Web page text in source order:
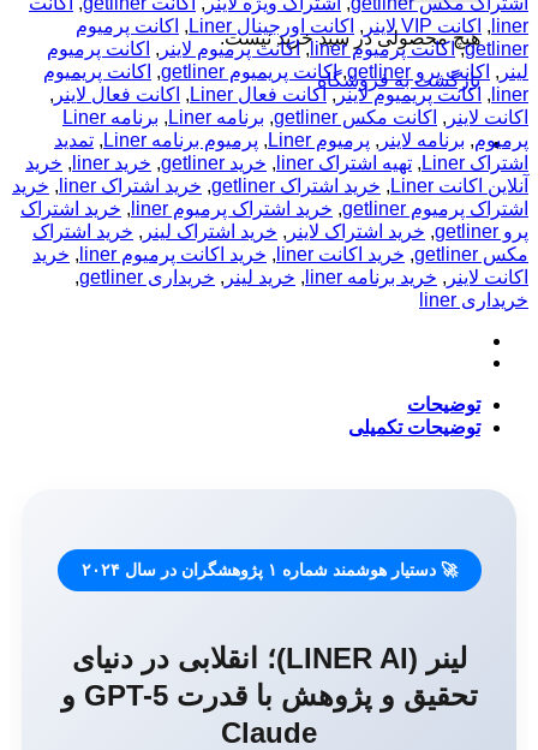
هیچ محصولی در سبد خرید نیست.
بازگشت به فروشگاه
-
هوش
مصنوعی
برای
پژوهش
و
تحقیقات
عدد
liner
, اکانت VIP لاینر , اکانت اورجینال Liner , اکانت پرمیوم
getliner
,اکانت پرمیوم liner ,اکانت پرمیوم لاینر , اکانت پرمیوم
لینر , اکانت پرو getliner ,اکانت پریمیوم getliner , اکانت پریمیوم
liner
, اکانت پریمیوم لاینر,اکانت فعال Liner , اکانت فعال لاینر ,
اکانت لاینر , اکانت مکس getliner , برنامه Liner ,
برنامه Liner
پرمیوم, برنامه لاینر , پرمیوم Liner , پرمیوم برنامه Liner , تمدید
اشتراک Liner
, تهیه اشتراک liner , خرید getliner , خرید liner , خرید
آنلاین اکانت Liner
, خرید اشتراک getliner , خرید اشتراک liner , خرید
اشتراک پرمیوم getliner
, خرید اشتراک پرمیوم liner , خرید اشتراک
پرو getliner
, خرید اشتراک لاینر , خرید اشتراک لینر , خرید اشتراک
مکس getliner
, خرید اکانت liner , خرید اکانت پرمیوم liner , خرید
اکانت لاینر , خرید برنامه liner , خرید لینر , خریداری getliner
,
خریداری liner
توضیحات
توضیحات تکمیلی
🚀 دستیار هوشمند شماره ۱ پژوهشگران در سال ۲۰۲۴
لینر (LINER AI)؛ انقلابی در دنیای
تحقیق و پژوهش با قدرت GPT-5 و
Claude